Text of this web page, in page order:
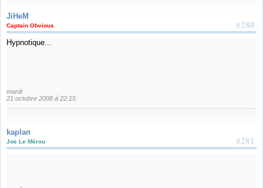
JiHeM
#280
Captain Obvious
Hypnotique...
mardi
21 octobre 2008 à 22:15
kaplan
#281
Joe Le Mérou